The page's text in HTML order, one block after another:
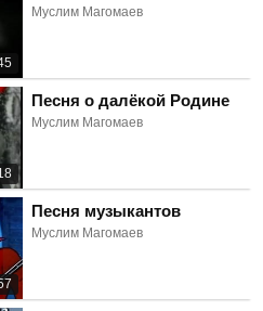
Муслим Магомаев
Песня о далёкой Родине
Муслим Магомаев
Песня музыкантов
Муслим Магомаев